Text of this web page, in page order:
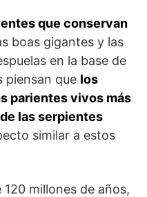
que conservan
boas gigantes y las
en la base de
piensan que los
parientes vivos más
las serpientes
similar a estos
millones de años,